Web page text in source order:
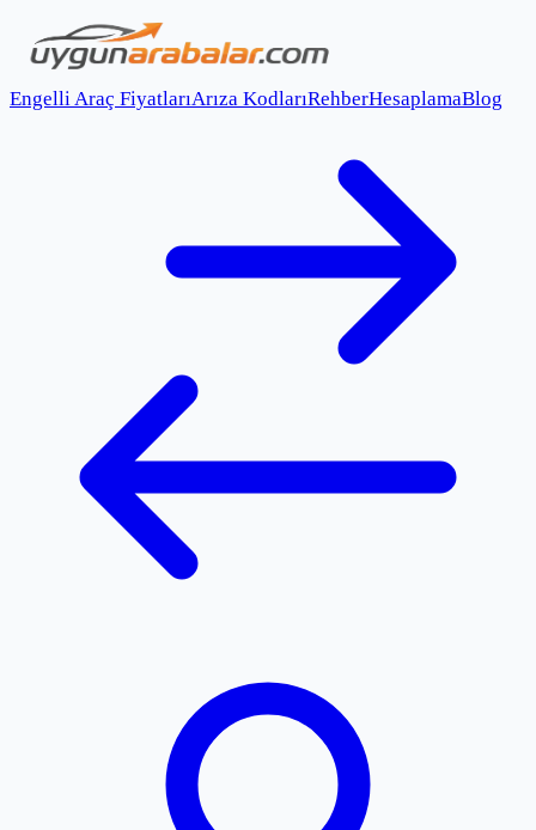
Engelli Araç FiyatlarıArıza KodlarıRehberHesaplamaBlog